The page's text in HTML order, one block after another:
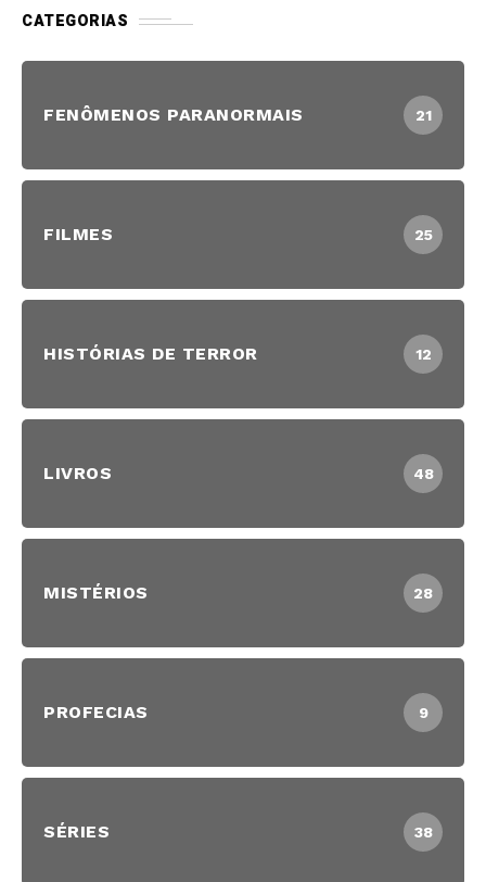
CATEGORIAS
FENÔMENOS PARANORMAIS 21
FILMES 25
HISTÓRIAS DE TERROR 12
LIVROS 48
MISTÉRIOS 28
PROFECIAS 9
SÉRIES 38